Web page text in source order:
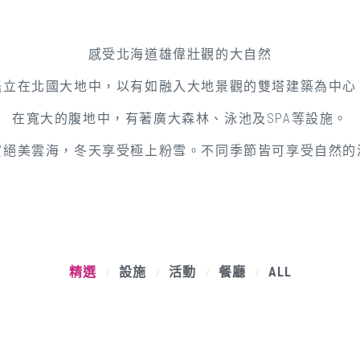
感受北海道雄偉壯觀的大自然
立在北國大地中，以有如融入大地景觀的雙塔建築為中心
在寬大的腹地中，有著廣大森林、泳池及SPA等設施。
美雲海，冬天享受極上粉雪。不同季節皆可享受自然的
精選 / 設施 / 活動 / 餐廳 / ALL